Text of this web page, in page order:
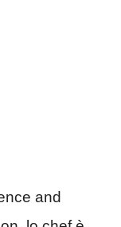
and